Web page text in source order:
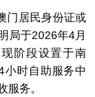
门居民身份证或
局于2026年4月
阶段设置于南
小时自助服务中
服务。